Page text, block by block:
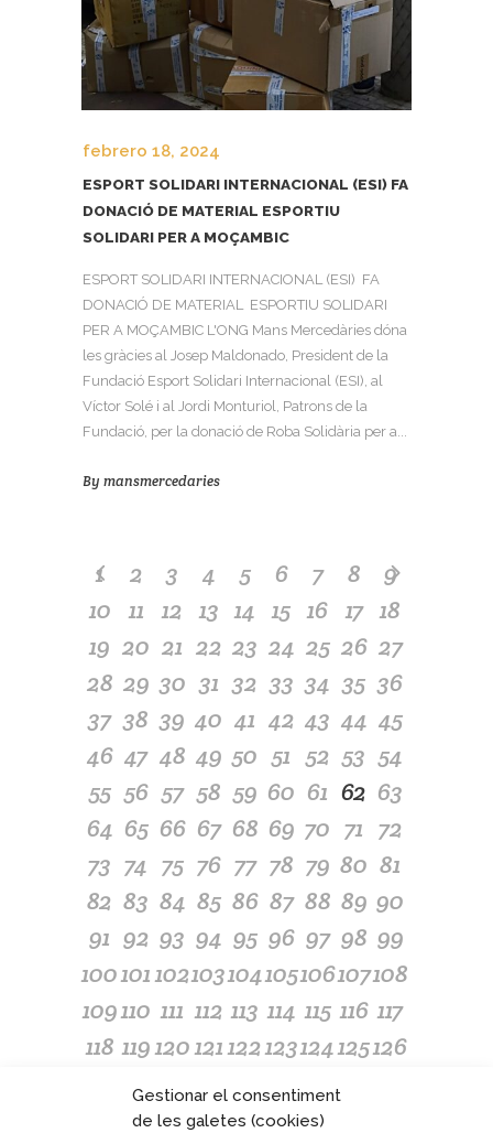
Gestionar el consentiment
de les galetes (cookies)
febrero 18, 2024
ESPORT SOLIDARI INTERNACIONAL (ESI) FA
DONACIÓ DE MATERIAL ESPORTIU
SOLIDARI PER A MOÇAMBIC
ESPORT SOLIDARI INTERNACIONAL (ESI) FA
DONACIÓ DE MATERIAL ESPORTIU SOLIDARI
PER A MOÇAMBIC L'ONG Mans Mercedàries dóna
les gràcies al Josep Maldonado, President de la
Fundació Esport Solidari Internacional (ESI), al
Víctor Solé i al Jordi Monturiol, Patrons de la
Fundació, per la donació de Roba Solidària per a...
By mansmercedaries
1 2 3 4 5 6 7 8
9
10 11 12 13 14 15 16 17 18
19 20 21 22 23 24 25 26 27
28 29 30 31 32 33 34 35 36
37 38 39 40 41 42 43 44 45
46 47 48 49 50 51 52 53 54
55 56 57 58 59 60 61 62 63
64 65 66 67 68 69 70 71 72
73 74 75 76 77 78 79 80 81
82 83 84 85 86 87 88 89 90
91 92 93 94 95 96 97 98 99
100101102103104105106107108
109110 111 112 113 114 115 116 117
118 119120121122123124125126
128 129 130 132 134
137138139140141142